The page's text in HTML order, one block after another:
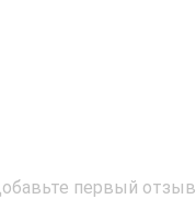
первый отзыв